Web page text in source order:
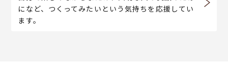
になど、つくってみたいという気持ちを応援してい
ます。